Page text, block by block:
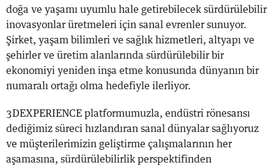
doğa ve yaşamı uyumlu hale getirebilecek sürdürülebilir
inovasyonlar üretmeleri için sanal evrenler sunuyor.
Şirket, yaşam bilimleri ve sağlık hizmetleri, altyapı ve
şehirler ve üretim alanlarında sürdürülebilir bir
ekonomiyi yeniden inşa etme konusunda dünyanın bir
numaralı ortağı olma hedefiyle ilerliyor.
3DEXPERIENCE platformumuzla, endüstri rönesansı
dediğimiz süreci hızlandıran sanal dünyalar sağlıyoruz
ve müşterilerimizin geliştirme çalışmalarının her
aşamasına, sürdürülebilirlik perspektifinden